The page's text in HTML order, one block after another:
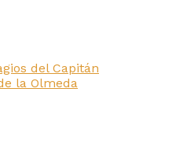
del Capitán
la Olmeda